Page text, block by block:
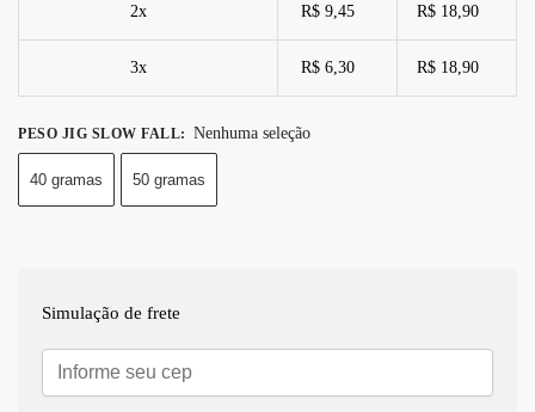
2x R$ 9,45 R$ 18,90
3x R$ 6,30 R$ 18,90
PESO JIG SLOW FALL: Nenhuma seleção
40 gramas 50 gramas
Simulação de frete